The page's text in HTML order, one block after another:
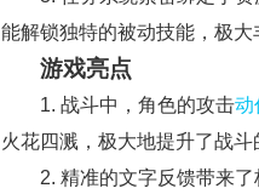
能解锁独特的被动技能，极大
游戏亮点
1. 战斗中，角色的攻击动
火花四溅，极大地提升了战斗
2. 精准的文字反馈带来